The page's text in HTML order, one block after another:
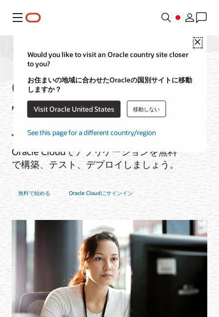
メニュー
Close
Would you like to visit an Oracle country site closer
to you?
お住まいの地域に合わせたOracleの国別サイトに移動
しますか？
Visit Oracle United States 移動しない
See this page for a different country/region
Oracle Cloud Free
Tier
Oracle Cloudでアプリケーションを無料
で構築、テスト、デプロイしましょう。
無料で始める Oracle Cloudにサインイン